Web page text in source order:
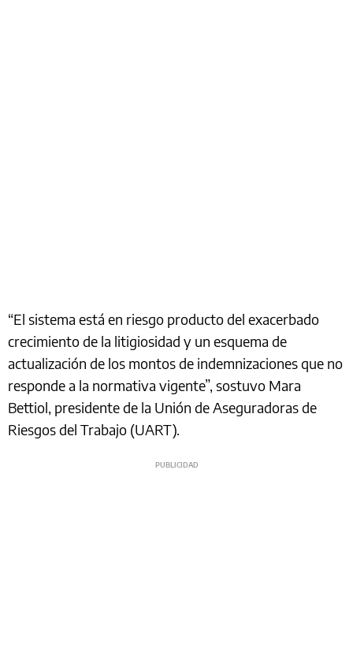
“El sistema está en riesgo producto del exacerbado
crecimiento de la litigiosidad y un esquema de
actualización de los montos de indemnizaciones que no
responde a la normativa vigente”, sostuvo Mara
Bettiol, presidente de la Unión de Aseguradoras de
Riesgos del Trabajo (UART).